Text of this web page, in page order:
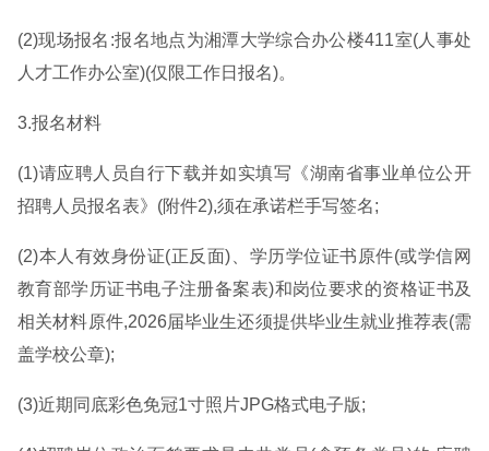
(2)现场报名:报名地点为湘潭大学综合办公楼411室(人事处
人才工作办公室)(仅限工作日报名)。
3.报名材料
(1)请应聘人员自行下载并如实填写《湖南省事业单位公开
招聘人员报名表》(附件2),须在承诺栏手写签名;
(2)本人有效身份证(正反面)、学历学位证书原件(或学信网
教育部学历证书电子注册备案表)和岗位要求的资格证书及
相关材料原件,2026届毕业生还须提供毕业生就业推荐表(需
盖学校公章);
(3)近期同底彩色免冠1寸照片JPG格式电子版;